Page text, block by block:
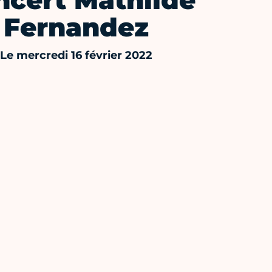
Fernandez
Le mercredi 16 février 2022